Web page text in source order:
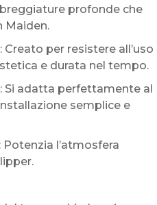
profonde che
Maiden.
: Creato per resistere all’uso
e durata nel tempo.
: Si adatta perfettamente al
semplice e
: Potenzia l’atmosfera